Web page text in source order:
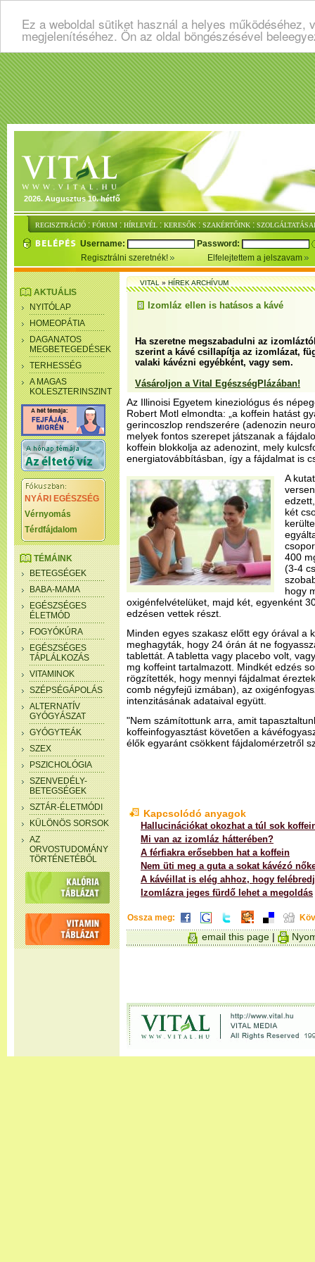
Ez a weboldal sütiket használ a helyes
megjelenítéséhez. Ön az oldal böngészésével
2026. Augusztus 10. hétfő
REGISZTRÁCIÓ : FÓRUM : HÍRLEVÉL : KERESŐK : SZAKÉRTŐINK :
Username:
Password:
Regisztrálni szeretnék!
Elfelejtettem a jelszavam
AKTUÁLIS
NYITÓLAP
HOMEOPÁTIA
DAGANATOS
MEGBETEGEDÉSEK
TERHESSÉG
A MAGAS
KOLESZTERINSZINT
NYÁRI EGÉSZSÉG
Vérnyomás
Térdfájdalom
TÉMÁINK
BETEGSÉGEK
BABA-MAMA
EGÉSZSÉGES
ÉLETMÓD
FOGYÓKÚRA
EGÉSZSÉGES
TÁPLÁLKOZÁS
VITAMINOK
SZÉPSÉGÁPOLÁS
ALTERNATÍV
GYÓGYÁSZAT
GYÓGYTEÁK
SZEX
PSZICHOLÓGIA
SZENVEDÉLY-
BETEGSÉGEK
SZTÁR-ÉLETMÓDI
KÜLÖNÖS SORSOK
AZ
ORVOSTUDOMÁNY
TÖRTÉNETÉBŐL
VITAL»HÍREK ARCHÍVUM
Izomláz ellen is hatásos a kávé
Ha szeretne megszabadulni az
szerint a kávé csillapítja az izomlázat,
valaki kávézni egyébként, vagy sem.
Vásároljon a Vital EgészségPlázában!
Az Illinoisi Egyetem kineziológus és
Robert Motl elmondta: „a koffein hatást
gerincoszlop rendszerére (adenozin
melyek fontos szerepet játszanak a
koffein blokkolja az adenozint, mely
energiatovábbításban, így a fájdalmat is
A
két
400
(3-4
hogy
oxigénfelvételüket, majd két, egyenként
edzésen vettek részt.
Minden egyes szakasz előtt egy órával a
meghagyták, hogy 24 órán át ne
tablettát. A tabletta vagy placebo volt,
mg koffeint tartalmazott. Mindkét edzés
rögzítették, hogy mennyi fájdalmat
comb négyfejű izmában), az
intenzitásának adataival együtt.
"Nem számítottunk arra, amit
koffeinfogyasztást követően a
élők egyaránt csökkent fájdalomérzetről
Kapcsolódó anyagok
Hallucinációkat okozhat a túl sok
Mi van az izomláz hátterében?
A férfiakra erősebben hat a koffein
Nem üti meg a guta a sokat kávézó
A kávéillat is elég ahhoz, hogy
Izomlázra jeges fürdő lehet a megoldás
Ossza meg:
email this page |